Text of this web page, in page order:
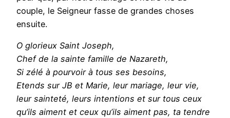
couple, le Seigneur fasse de grandes choses
ensuite.
O glorieux Saint Joseph,
Chef de la sainte famille de Nazareth,
Si zélé à pourvoir à tous ses besoins,
Etends sur JB et Marie, leur mariage, leur vie,
leur sainteté, leurs intentions et sur tous ceux
qu’ils aiment et ceux qu’ils aiment pas, ta tendre